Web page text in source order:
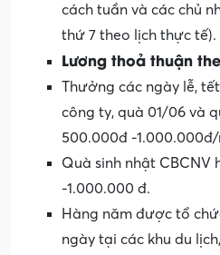
cách tuần và các chủ
thứ 7 theo lịch thực tế).
Lương thoả thuận
Thưởng các ngày lễ,
công ty, quà 01/06 và
500.000đ -1.000.000đ/
Quà sinh nhật
-1.000.000 đ.
Hàng năm được tổ
ngày tại các khu du